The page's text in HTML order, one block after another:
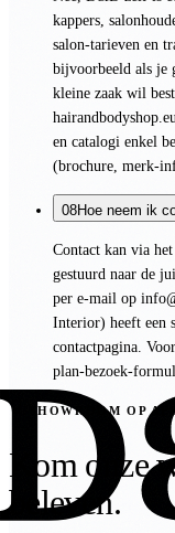
kappers,
salon-tarieven en
bijvoorbeeld als je
kleine zaak wil
en catalogi enkel
(brochure, merk-
08Hoe neem ik
Contact kan via
gestuurd naar de
per e-mail op
Interior) heeft een
contactpagina.
plan-bezoek-
SHOWROOM OP
Kom onze
beleven.